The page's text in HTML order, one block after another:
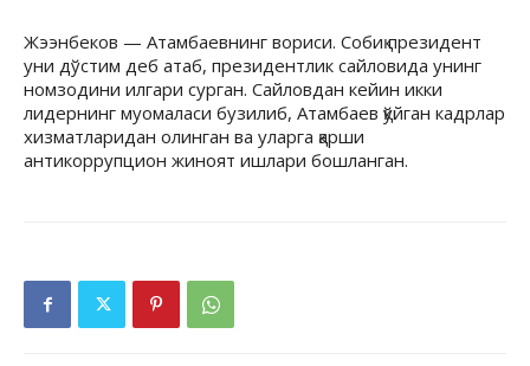
Жээнбеков — Атамбаевнинг вориси. Собиқ президент
уни дўстим деб атаб, президентлик сайловида унинг
номзодини илгари сурган. Сайловдан кейин икки
лидернинг муомаласи бузилиб, Атамбаев қўйган кадрлар
хизматларидан олинган ва уларга қарши
антикоррупцион жиноят ишлари бошланган.